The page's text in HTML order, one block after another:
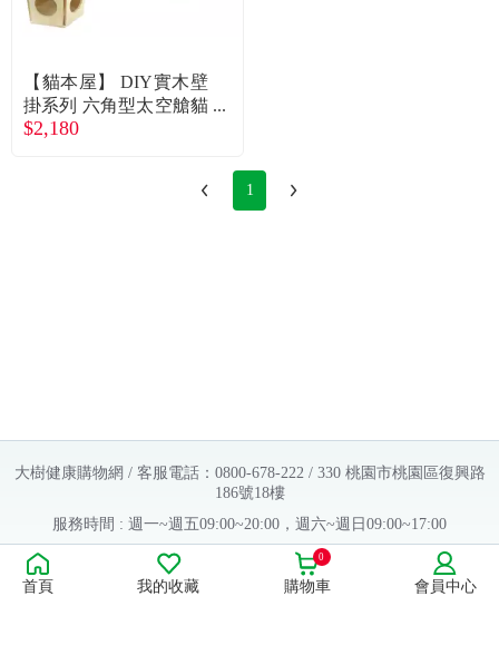
【貓本屋】 DIY實木壁
掛系列 六角型太空艙貓
屋
$2,180
1
大樹健康購物網 / 客服電話：0800-678-222 / 330 桃園市桃園區復興路
186號18樓
服務時間 : 週一~週五09:00~20:00，週六~週日09:00~17:00
Copyright © 2016 大樹連鎖藥局. All Rights Reserved.
販售業者資料：
首頁 我的收藏 購物車
0
會員中心